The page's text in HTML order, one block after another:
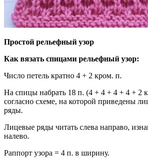
Простой рельефный узор
Как вязать спицами рельефный узор:
Число петель кратно 4 + 2 кром. п.
На спицы набрать 18 п. (4 + 4 + 4 + 4 + 2
согласно схеме, на которой приведены
ряды.
Лицевые ряды читать слева направо,
налево.
Раппорт узора = 4 п. в ширину.